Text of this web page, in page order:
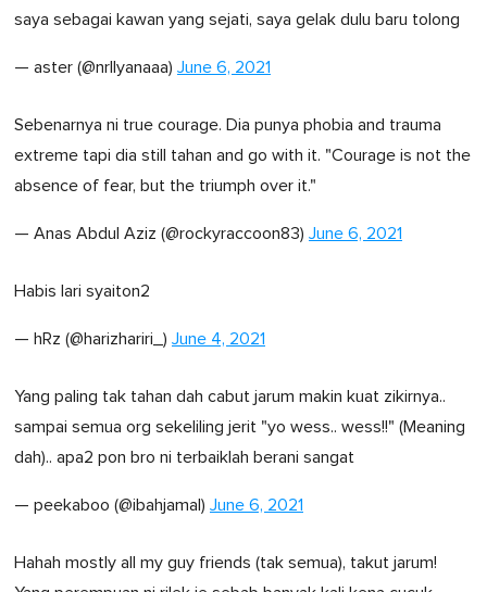
saya sebagai kawan yang sejati, saya gelak dulu baru tolong
— aster (@nrllyanaaa) June 6, 2021
Sebenarnya ni true courage. Dia punya phobia and trauma
extreme tapi dia still tahan and go with it. "Courage is not the
absence of fear, but the triumph over it."
— Anas Abdul Aziz (@rockyraccoon83) June 6, 2021
Habis lari syaiton2
— hRz (@harizhariri_) June 4, 2021
Yang paling tak tahan dah cabut jarum makin kuat zikirnya..
sampai semua org sekeliling jerit "yo wess.. wess!!" (Meaning
dah).. apa2 pon bro ni terbaiklah berani sangat
— peekaboo (@ibahjamal) June 6, 2021
Hahah mostly all my guy friends (tak semua), takut jarum!